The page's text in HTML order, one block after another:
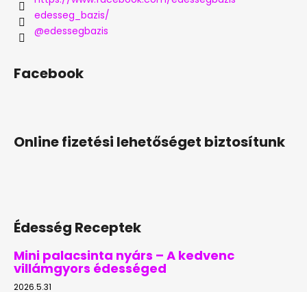
edesseg_bazis/
@edessegbazis
Facebook
Online fizetési lehetőséget biztosítunk
Édesség Receptek
Mini palacsinta nyárs – A kedvenc
villámgyors édességed
2026.5.31